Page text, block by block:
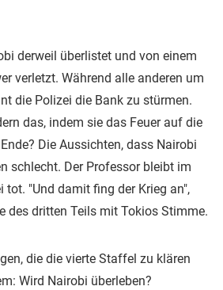
derweil überlistet und von einem
verletzt. Während alle anderen um
die Polizei die Bank zu stürmen.
das, indem sie das Feuer auf die
Die Aussichten, dass Nairobi
schlecht. Der Professor bleibt im
tot. "Und damit fing der Krieg an",
des dritten Teils mit Tokios Stimme.
die die vierte Staffel zu klären
Wird Nairobi überleben?